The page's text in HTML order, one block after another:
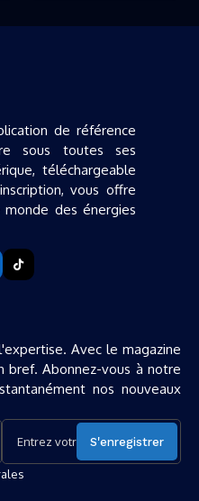
de référence
sous toutes ses
téléchargeable
vous offre
des énergies
Avec le magazine
Abonnez-vous à notre
nos nouveaux